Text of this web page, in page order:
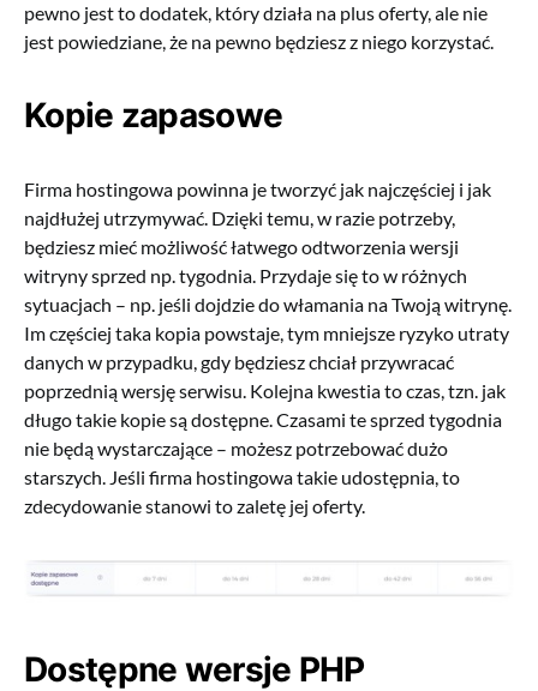
pewno jest to dodatek, który działa na plus oferty, ale nie
jest powiedziane, że na pewno będziesz z niego korzystać.
Kopie zapasowe
Firma hostingowa powinna je tworzyć jak najczęściej i jak
najdłużej utrzymywać. Dzięki temu, w razie potrzeby,
będziesz mieć możliwość łatwego odtworzenia wersji
witryny sprzed np. tygodnia. Przydaje się to w różnych
sytuacjach – np. jeśli dojdzie do włamania na Twoją witrynę.
Im częściej taka kopia powstaje, tym mniejsze ryzyko utraty
danych w przypadku, gdy będziesz chciał przywracać
poprzednią wersję serwisu. Kolejna kwestia to czas, tzn. jak
długo takie kopie są dostępne. Czasami te sprzed tygodnia
nie będą wystarczające – możesz potrzebować dużo
starszych. Jeśli firma hostingowa takie udostępnia, to
zdecydowanie stanowi to zaletę jej oferty.
Dostępne wersje PHP